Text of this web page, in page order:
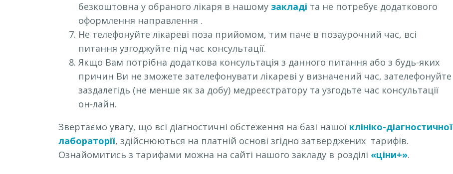
безкоштовна у обраного лікаря в нашому закладі та не потребує додаткового
оформлення направлення .
Не телефонуйте лікареві поза прийомом, тим паче в позаурочний час, всі
питання узгоджуйте під час консультації.
Якщо Вам потрібна додаткова консультація з данного питання або з будь-яких
причин Ви не зможете зателефонувати лікареві у визначений час, зателефонуйте
заздалегідь (не менше як за добу) медреєстратору та узгодьте час консультації
он-лайн.
Звертаємо увагу, що всі діагностичні обстеження на базі нашої клініко-діагностичної
лабораторії, здійснюються на платній основі згідно затверджених тарифів.
Ознайомитись з тарифами можна на сайті нашого закладу в розділі «ціни+».